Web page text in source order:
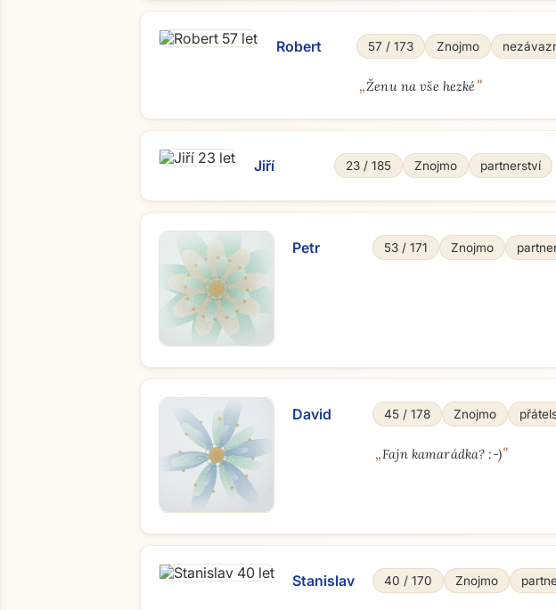
Robert 57 / 173 Znojmo
„Ženu na vše hezké "
Jiří 23 / 185 Znojmo partnerství
Petr 53 / 171 Znojmo
David 45 / 178 Znojmo
„Fajn kamarádka? :-)"
Stanislav 40 / 170 Znojmo